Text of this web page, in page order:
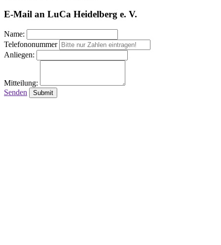
E-Mail an LuCa Heidelberg e. V.
Name:
Telefononummer
Anliegen:
Mitteilung:
Senden